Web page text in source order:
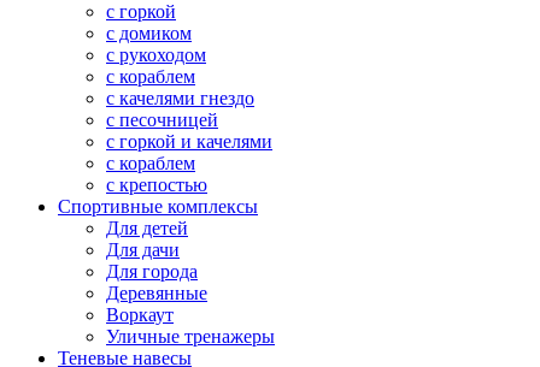
с горкой
с домиком
с рукоходом
с кораблем
с качелями гнездо
с песочницей
с горкой и качелями
с кораблем
с крепостью
Спортивные комплексы
Для детей
Для дачи
Для города
Деревянные
Воркаут
Уличные тренажеры
Теневые навесы